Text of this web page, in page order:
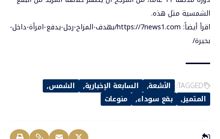
الشمسية مثل هذه.
اقرأ أيضاً:
https://7news1.com/بهدف-المزاح-رجل-يدفع-امرأة-داخل-
بحيرة/
TAGGED: الأشعة السابعة الإخبارية
الشمس
المتميز
بقع سوداء منوعات